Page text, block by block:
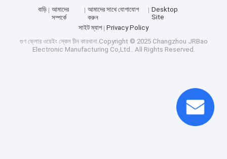
বাড়ি
আমাদের
সম্পর্কে
আমাদের সাথে যোগাযোগ
করুন
Desktop
Site
সাইট ম্যাপ
Privacy Policy
গুণ ফ্লোর ওয়েইং স্কেলচীন কারখানা.Copyright © 2025 Changzhou JRBao
Electronic Manufacturing Co,Ltd.. All Rights Reserved.